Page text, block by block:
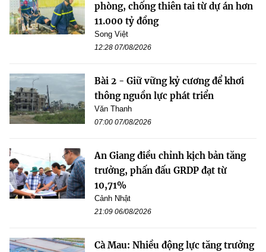
phòng, chống thiên tai từ dự án hơn
11.000 tỷ đồng
Song Việt
12:28 07/08/2026
Bài 2 - Giữ vững kỷ cương để khơi
thông nguồn lực phát triển
Văn Thanh
07:00 07/08/2026
An Giang điều chỉnh kịch bản tăng
trưởng, phấn đấu GRDP đạt từ
10,71%
Cảnh Nhật
21:09 06/08/2026
Cà Mau: Nhiều động lực tăng trưởng